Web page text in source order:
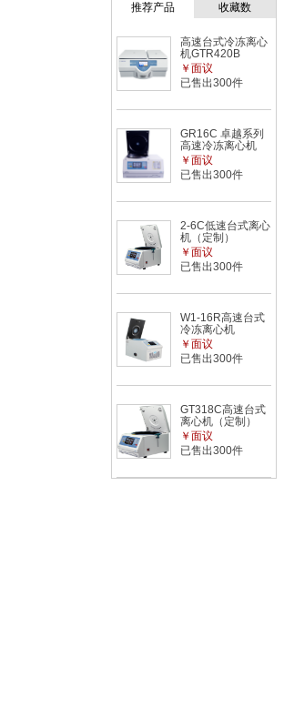
推荐产品
收藏数
高速台式冷冻离心
机GTR420B
￥面议
已售出300件
GR16C 卓越系列
高速冷冻离心机
￥面议
已售出300件
2-6C低速台式离心
机（定制）
￥面议
已售出300件
W1-16R高速台式
冷冻离心机
￥面议
已售出300件
GT318C高速台式
离心机（定制）
￥面议
已售出300件